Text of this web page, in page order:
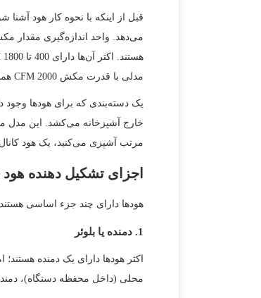
قبل از اینکه با نحوه کار هود
مدلی با قدرت مکش 2000 CFM همان چیزی است که نیاز شما را برطرف می‌کند.
یک دسته‌بندی که برای هودها وجود
خارج آشپزخانه می‌کشد. این مدل
مرتب آشپزی می‌کنید، یک هود
اجزای تشکیل دهنده
هودها دارای چند جزء اساسی هستند
1. دمنده یا بلوئر
اکثر هودها دارای یک دمنده
محلی (داخل محفظه دستگاه)،